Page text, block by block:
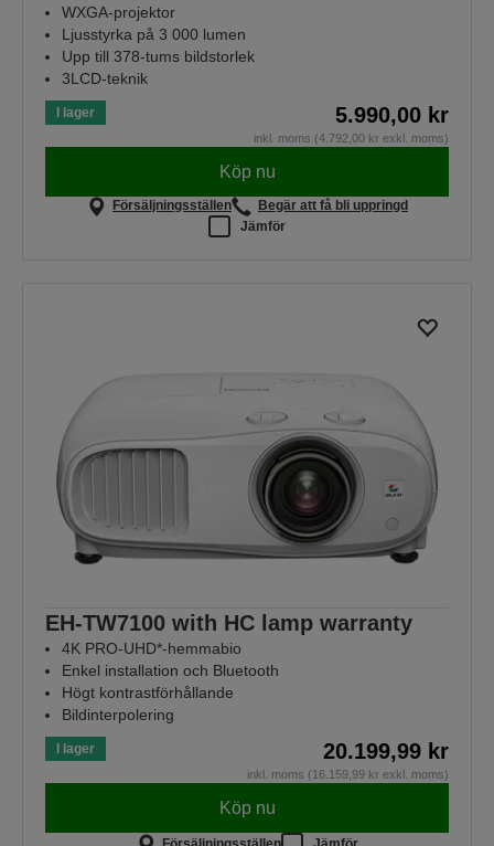
WXGA-projektor
Ljusstyrka på 3 000 lumen
Upp till 378-tums bildstorlek
3LCD-teknik
I lager 5.990,00 kr
inkl. moms (4.792,00 kr exkl. moms)
Köp nu
Försäljningsställen
Begär att få bli uppringd
Jämför
EH-TW7100 with HC lamp warranty
4K PRO-UHD*-hemmabio
Enkel installation och Bluetooth
Högt kontrastförhållande
Bildinterpolering
I lager 20.199,99 kr
inkl. moms (16.159,99 kr exkl. moms)
Köp nu